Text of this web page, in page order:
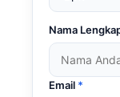
Nama
Email *